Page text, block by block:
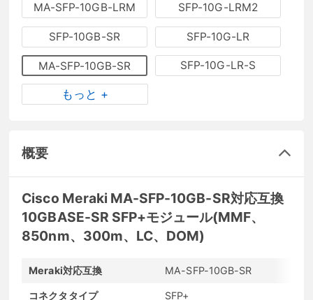
MA-SFP-10GB-LRM SFP-10G-LRM2
SFP-10GB-SR SFP-10G-LR
MA-SFP-10GB-SR SFP-10G-LR-S
もっと +
概要
Cisco Meraki MA-SFP-10GB-SR対応互換
10GBASE-SR SFP+モジュール(MMF、
850nm、300m、LC、DOM)
Meraki対応互換 MA-SFP-10GB-SR
コネクタタイプ SFP+